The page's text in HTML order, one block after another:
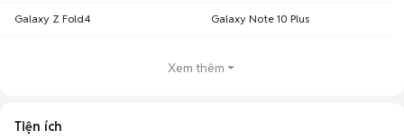
Galaxy Z Fold4 Galaxy Note 10 Plus
Xem thêm
Tiện ích